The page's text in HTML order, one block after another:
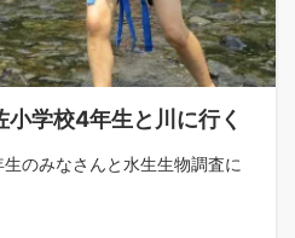
小学校4年生と川に行く
のみなさんと水生生物調査に